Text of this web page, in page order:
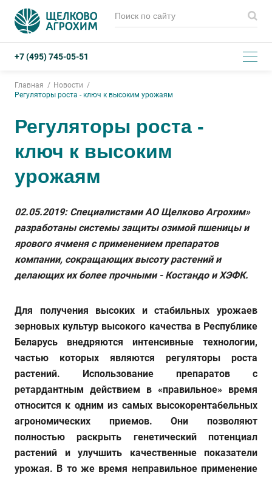
+7 (495) 745-05-51
Главная
Новости
Регуляторы роста - ключ к высоким урожаям
Регуляторы роста -
ключ к высоким
урожаям
02.05.2019: Специалистами АО Щелково Агрохим»
разработаны системы защиты озимой пшеницы и
ярового ячменя с применением препаратов
компании, сокращающих высоту растений и
делающих их более прочными - Костандо и ХЭФК.
Для получения высоких и стабильных урожаев
зерновых культур высокого качества в Республике
Беларусь внедряются интенсивные технологии,
частью которых являются регуляторы роста
растений. Использование препаратов с
ретардантным действием в «правильное» время
относится к одним из самых высокорентабельных
агрономических приемов. Они позволяют
полностью раскрыть генетический потенциал
растений и улучшить качественные показатели
урожая. В то же время неправильное применение